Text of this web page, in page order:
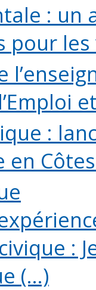
: un
pour
:
en
:
(...)